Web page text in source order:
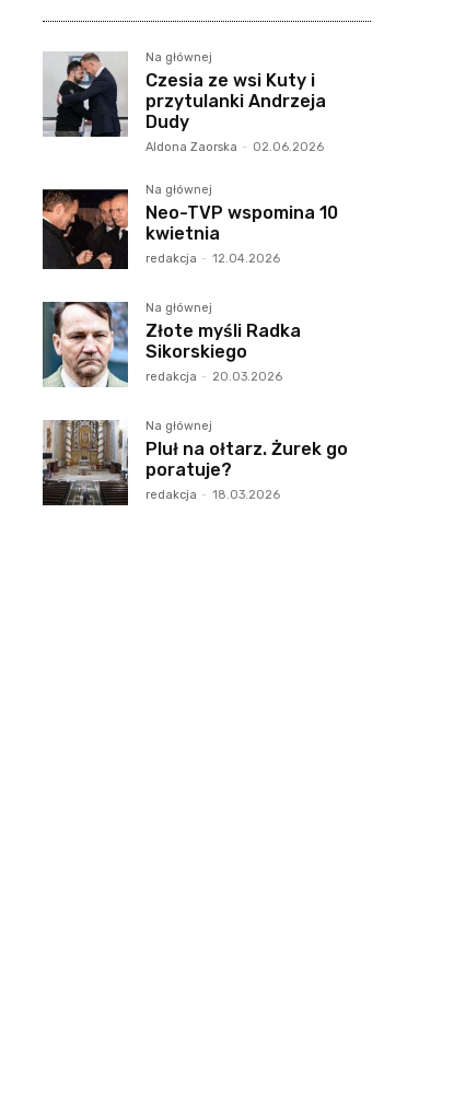
Na głównej
Czesia ze wsi Kuty i
przytulanki Andrzeja
Dudy
Aldona Zaorska - 02.06.2026
Na głównej
Neo-TVP wspomina 10
kwietnia
redakcja - 12.04.2026
Na głównej
Złote myśli Radka
Sikorskiego
redakcja - 20.03.2026
Na głównej
Pluł na ołtarz. Żurek go
poratuje?
redakcja - 18.03.2026